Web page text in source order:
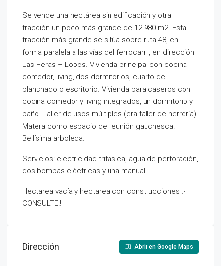
Se vende una hectárea sin edificación y otra
fracción un poco más grande de 12.980 m2. Esta
fracción más grande se sitúa sobre ruta 48, en
forma paralela a las vías del ferrocarril, en dirección
Las Heras – Lobos. Vivienda principal con cocina
comedor, living, dos dormitorios, cuarto de
planchado o escritorio. Vivienda para caseros con
cocina comedor y living integrados, un dormitorio y
baño. Taller de usos múltiples (era taller de herrería).
Matera como espacio de reunión gauchesca.
Bellísima arboleda.
Servicios: electricidad trifásica, agua de perforación,
dos bombas eléctricas y una manual.
Hectarea vacía y hectarea con construcciones .-
CONSULTE!!
Dirección Abrir en Google Maps